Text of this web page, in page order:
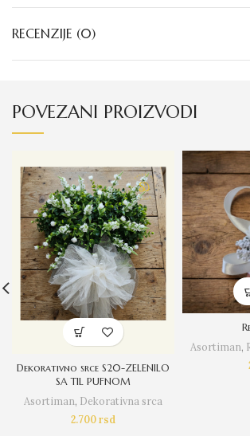
RECENZIJE (0)
POVEZANI PROIZVODI
Dekorativno srce S20-ZELENILO
SA TIL PUFNOM
Asortiman, Dekorativna srca
2.700rsd
Asortiman,